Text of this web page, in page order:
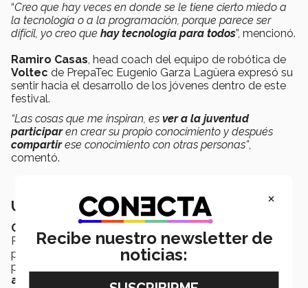
“Creo que hay veces en donde se le tiene cierto miedo a
la tecnología o a la programación, porque parece ser
difícil, yo creo que hay tecnología para todos”, mencionó.
Ramiro Casas, head coach del equipo de robótica de
Voltec de PrepaTec Eugenio Garza Lagüera expresó su
sentir hacia el desarrollo de los jóvenes dentro de este
festival.
“Las cosas que me inspiran, es ver a la juventud
participaren crear su propio conocimiento y después
compartirese conocimiento con otras personas”,
comentó.
Una llave hacia el futuro
Crisantos Martínez
, director Región Monterrey y
PrepaTec Santa Catarina remarcó que el seguir
promoviendo este tipo de eventos es un
potencializador en el
adolescentes y jóvenes.
×
Recibe nuestro newsletter de
noticias: